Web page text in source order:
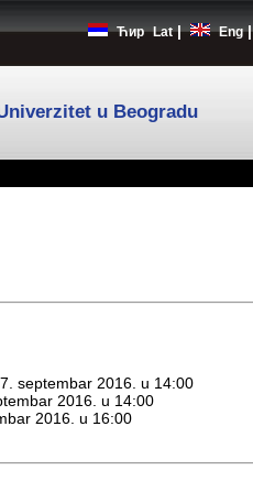
Ћир Lat | Eng |
u Beogradu
septembar 2016. u 14:00
2016. u 14:00
2016. u 16:00